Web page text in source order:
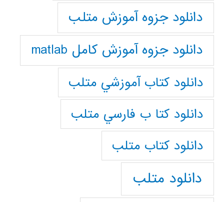
دانلود جزوه آموزش متلب
دانلود جزوه آموزش کامل matlab
دانلود كتاب آموزشي متلب
دانلود كتا ب فارسي متلب
دانلود كتاب متلب
دانلود متلب